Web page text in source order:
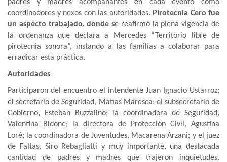
padres y madres acompañantes en cada evento como
coordinadores y nexos con las autoridades. Pirotecnia Cero fue
un aspecto trabajado, donde se reafirmó la plena vigencia de
la ordenanza que declara a Mercedes “Territorio libre de
pirotecnia sonora”, instando a las familias a colaborar para
erradicar esta práctica.
Autoridades
Participaron del encuentro el intendente Juan Ignacio Ustarroz;
el secretario de Seguridad, Matías Maresca; el subsecretario de
Gobierno, Esteban Buzzalino; la coordinadora de Seguridad,
Valentina Bidone; la directora de Protección Civil, Agustina
Loré; la coordinadora de Juventudes, Macarena Arzani; y el juez
de Faltas, Siro Rebagliatti y muy importante, una destacada
cantidad de padres y madres que trajeron inquietudes,